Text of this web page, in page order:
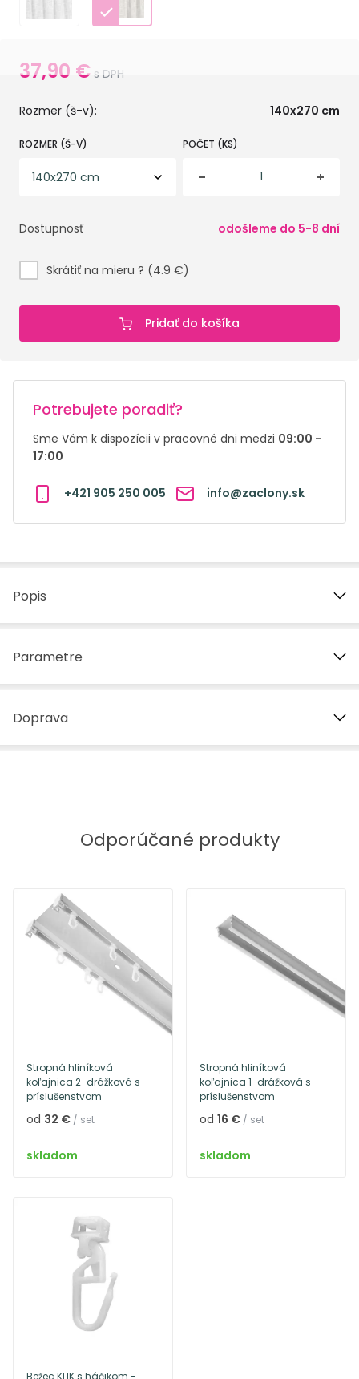
37,90 € s DPH
Rozmer (š-v): 140x270 cm
ROZMER (Š-V) POČET (KS)
Dostupnosť odošleme do 5-8 dní
Skrátiť na mieru ? (4.9 €)
Pridať do košíka
Potrebujete poradiť?
Sme Vám k dispozícii v pracovné dni medzi 09:00 -
17:00
+421 905 250 005 info@zaclony.sk
Popis
Parametre
Doprava
Odporúčané produkty
Stropná hliníková
koľajnica 2-drážková s
príslušenstvom
od 32 € / set
skladom
Stropná hliníková
koľajnica 1-drážková s
príslušenstvom
od 16 € / set
skladom
Bežec KLIK s háčikom -